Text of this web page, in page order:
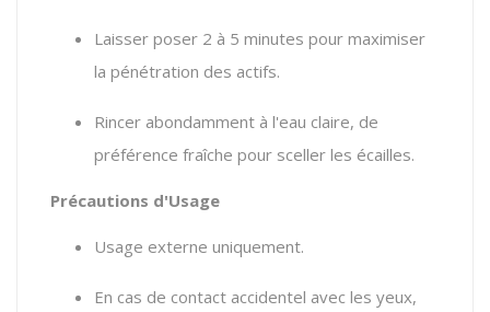
Laisser poser 2 à 5 minutes pour maximiser
la pénétration des actifs.
Rincer abondamment à l'eau claire, de
préférence fraîche pour sceller les écailles.
Précautions d'Usage
Usage externe uniquement.
En cas de contact accidentel avec les yeux,